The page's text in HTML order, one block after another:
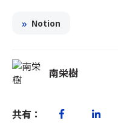
» Notion
南栄樹
共有：